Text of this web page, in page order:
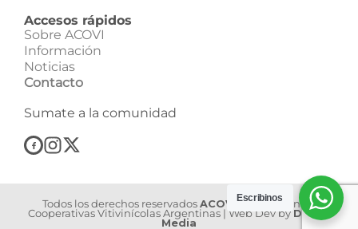
Accesos rápidos
Sobre ACOVI
Información
Noticias
Contacto
Sumate a la comunidad
Todos los derechos reservados ACOVI | Asociación de
Cooperativas Vitivinícolas Argentinas | Web Dev by Dilook
Media
Escribinos